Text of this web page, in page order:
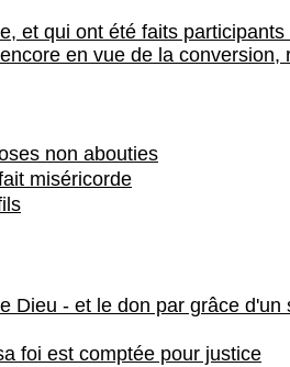
et qui ont été faits
en vue de la
non abouties
miséricorde
- et le don par grâce
foi est comptée pour justice